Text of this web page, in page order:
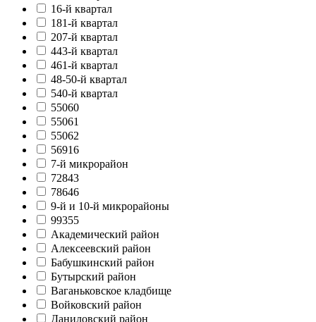
16-й квартал
181-й квартал
207-й квартал
443-й квартал
461-й квартал
48-50-й квартал
540-й квартал
55060
55061
55062
56916
7-й микрорайон
72843
78646
9-й и 10-й микрорайоны
99355
Академический район
Алексеевский район
Бабушкинский район
Бутырский район
Ваганьковское кладбище
Войковский район
Даниловский район